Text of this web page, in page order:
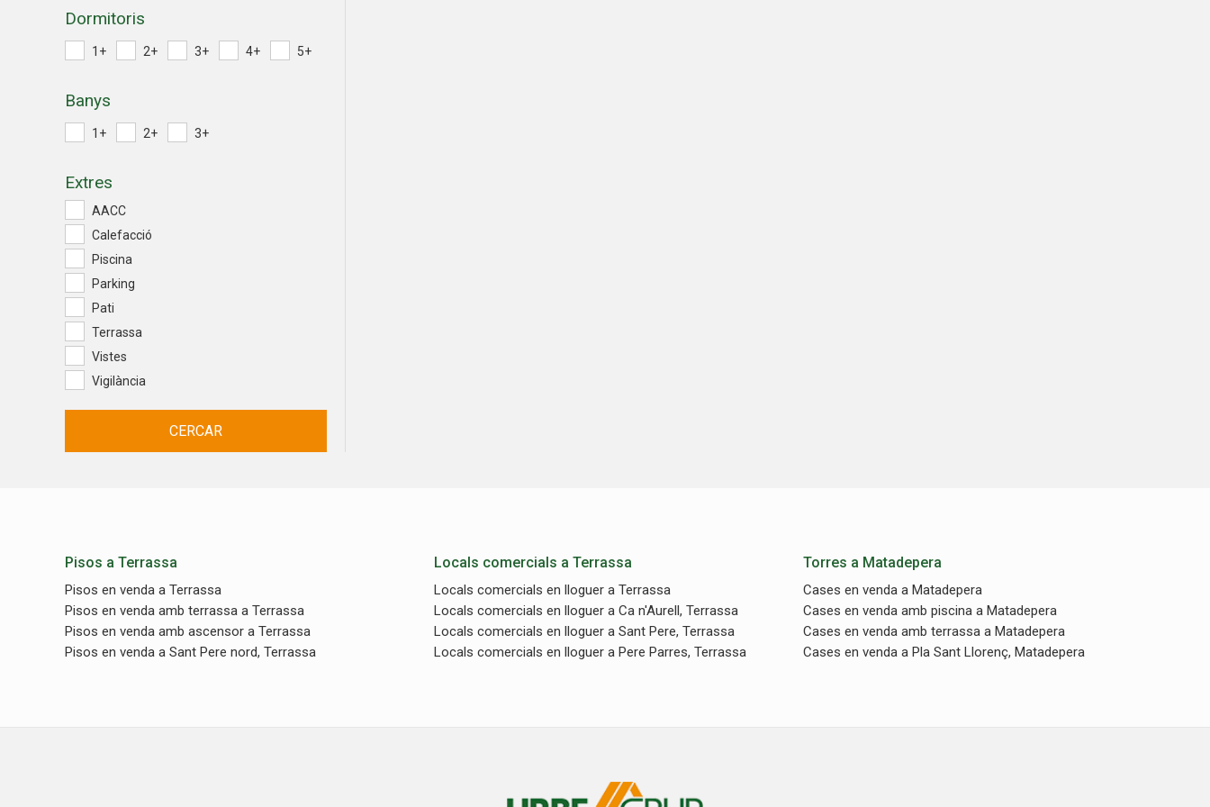
Dormitoris
1+ 2+ 3+ 4+ 5+
Banys
1+ 2+ 3+
Extres
AACC
Calefacció
Piscina
Parking
Pati
Terrassa
Vistes
Vigilància
CERCAR
Pisos a Terrassa
Pisos en venda a Terrassa
Pisos en venda amb terrassa a Terrassa
Pisos en venda amb ascensor a Terrassa
Pisos en venda a Sant Pere nord, Terrassa
Locals comercials a Terrassa
Locals comercials en lloguer a Terrassa
Locals comercials en lloguer a Ca n'Aurell, Terrassa
Locals comercials en lloguer a Sant Pere, Terrassa
Locals comercials en lloguer a Pere Parres, Terrassa
Torres a Matadepera
Cases en venda a Matadepera
Cases en venda amb piscina a Matadepera
Cases en venda amb terrassa a Matadepera
Cases en venda a Pla Sant Llorenç, Matadepera